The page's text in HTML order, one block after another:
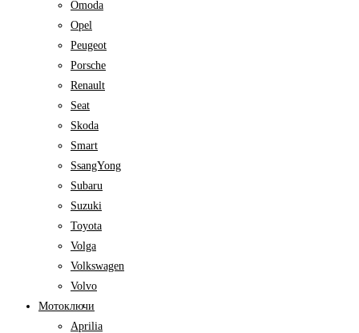
Omoda
Opel
Peugeot
Porsche
Renault
Seat
Skoda
Smart
SsangYong
Subaru
Suzuki
Toyota
Volga
Volkswagen
Volvo
Мотоключи
Aprilia